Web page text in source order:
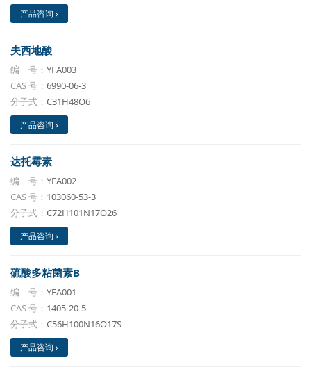
产品咨询 ›
夫西地酸
编 号： YFA003
CAS 号： 6990-06-3
分子式： C31H48O6
产品咨询 ›
达托霉素
编 号： YFA002
CAS 号： 103060-53-3
分子式： C72H101N17O26
产品咨询 ›
硫酸多粘菌素B
编 号： YFA001
CAS 号： 1405-20-5
分子式： C56H100N16O17S
产品咨询 ›